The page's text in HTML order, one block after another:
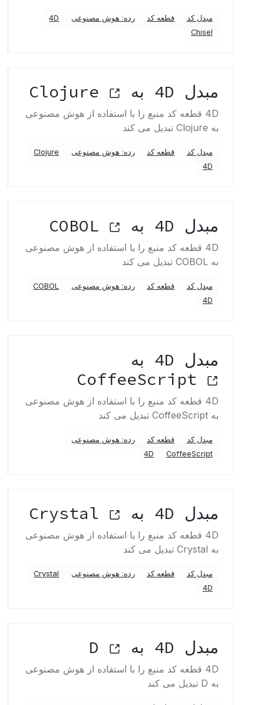
مبدل کد قطعه کد رده: هوش مصنوعی
4D
Chisel
مبدل 4D به Clojure
4D قطعه کد منبع را با استفاده از هوش مصنوعی
به Clojure تبدیل می کند
مبدل کد قطعه کد رده: هوش مصنوعی
Clojure
4D
مبدل 4D به COBOL
4D قطعه کد منبع را با استفاده از هوش مصنوعی
به COBOL تبدیل می کند
مبدل کد قطعه کد رده: هوش مصنوعی
COBOL
4D
مبدل 4D به
CoffeeScript
4D قطعه کد منبع را با استفاده از هوش مصنوعی
به CoffeeScript تبدیل می کند
مبدل کد قطعه کد
رده: هوش مصنوعی
CoffeeScript
4D
مبدل 4D به Crystal
4D قطعه کد منبع را با استفاده از هوش مصنوعی
به Crystal تبدیل می کند
مبدل کد قطعه کد رده: هوش مصنوعی
Crystal
4D
مبدل 4D به D
4D قطعه کد منبع را با استفاده از هوش مصنوعی
به D تبدیل می کند